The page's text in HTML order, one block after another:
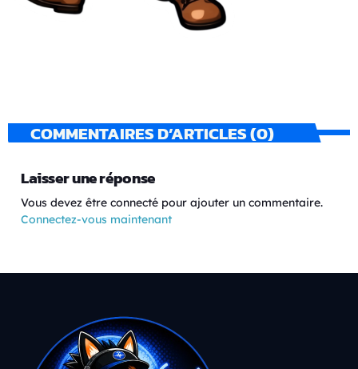
COMMENTAIRES D’ARTICLES (0)
Laisser une réponse
Vous devez être connecté pour ajouter un commentaire.
Connectez-vous maintenant